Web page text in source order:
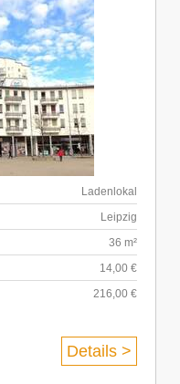
Ladenlokal
Leipzig
36 m²
14,00 €
216,00 €
Details >